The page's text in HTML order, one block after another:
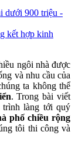
dưới 900 triệu -
kết hợp kinh
ngôi nhà được
và nhu cầu của
ta không thể
. Trong bài viết
làng tới quý
phố chiều rộng
tôi thi công và